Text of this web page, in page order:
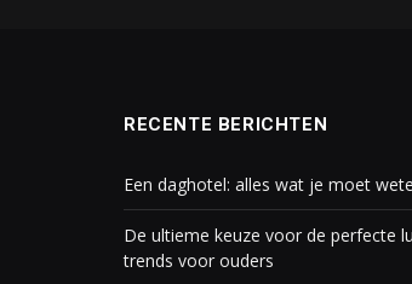
RECENTE BERICHTEN
Een daghotel: alles wat je moet
De ultieme keuze voor de perfecte
trends voor ouders